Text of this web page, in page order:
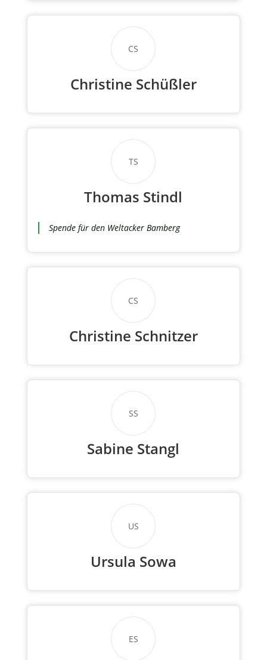
CS
Christine Schüßler
TS
Thomas Stindl
Spende für den Weltacker Bamberg
CS
Christine Schnitzer
SS
Sabine Stangl
US
Ursula Sowa
ES